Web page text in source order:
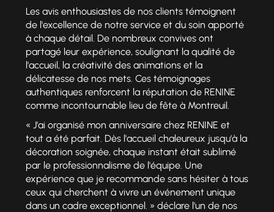
Les avis enthousiastes de nos clients témoignent
de l'excellence de notre service et du soin apporté
à chaque détail. De nombreux convives ont
partagé leur expérience, soulignant la qualité de
l'accueil, la créativité des animations et la
délicatesse de nos mets. Ces témoignages
authentiques renforcent la réputation de RENINE
comme incontournable lieu de fête à Montreuil.
« J'ai organisé mon anniversaire chez RENINE et
tout a été parfait. Dès l'accueil chaleureux jusqu'à la
décoration soignée, chaque instant était sublimé
par le professionnalisme de l'équipe. Une
expérience que je recommande sans hésiter à tous
ceux qui cherchent à vivre un événement unique
dans un cadre exceptionnel. » déclare l'un de nos